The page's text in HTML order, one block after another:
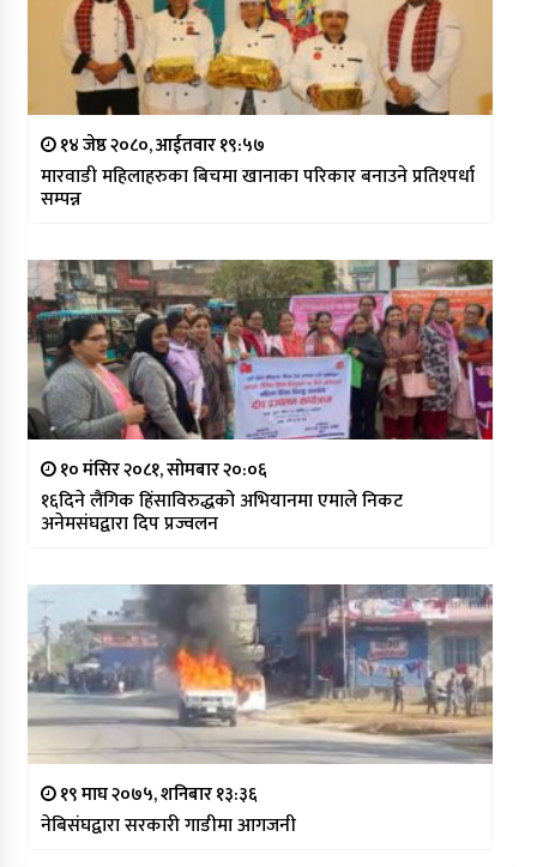
१४ जेष्ठ २०८०, आईतवार १९:५७
मारवाडी महिलाहरुका बिचमा खानाका परिकार बनाउने प्रतिश्पर्धा
सम्पन्न
१० मंसिर २०८१, सोमबार २०:०६
१६दिने लैंगिक हिंसाविरुद्धको अभियानमा एमाले निकट
अनेमसंघद्वारा दिप प्रज्वलन
१९ माघ २०७५, शनिबार १३:३६
नेबिसंघद्वारा सरकारी गाडीमा आगजनी